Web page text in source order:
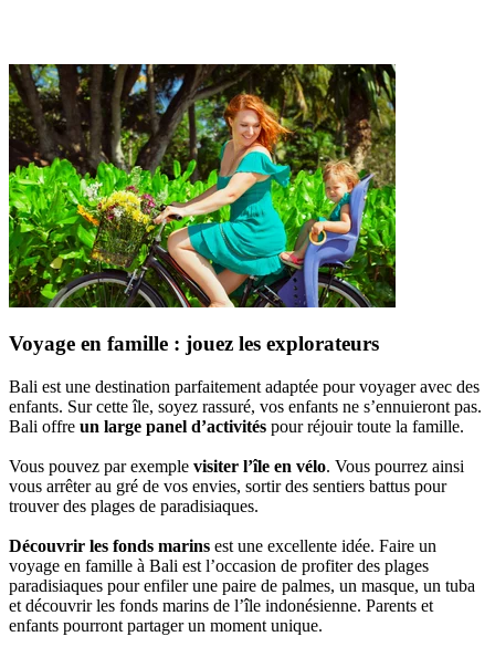
Voyage en famille : jouez les explorateurs
Bali est une destination parfaitement adaptée pour voyager avec des
enfants. Sur cette île, soyez rassuré, vos enfants ne s’ennuieront pas.
Bali offre un large panel d’activités pour réjouir toute la famille.
Vous pouvez par exemple visiter l’île en vélo. Vous pourrez ainsi
vous arrêter au gré de vos envies, sortir des sentiers battus pour
trouver des plages de paradisiaques.
Découvrir les fonds marins est une excellente idée. Faire un
voyage en famille à Bali est l’occasion de profiter des plages
paradisiaques pour enfiler une paire de palmes, un masque, un tuba
et découvrir les fonds marins de l’île indonésienne. Parents et
enfants pourront partager un moment unique.